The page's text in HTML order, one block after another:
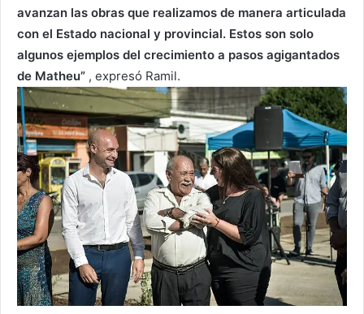
avanzan las obras que realizamos de manera articulada
con el Estado nacional y provincial. Estos son solo
algunos ejemplos del crecimiento a pasos agigantados
de Matheu” , expresó Ramil.